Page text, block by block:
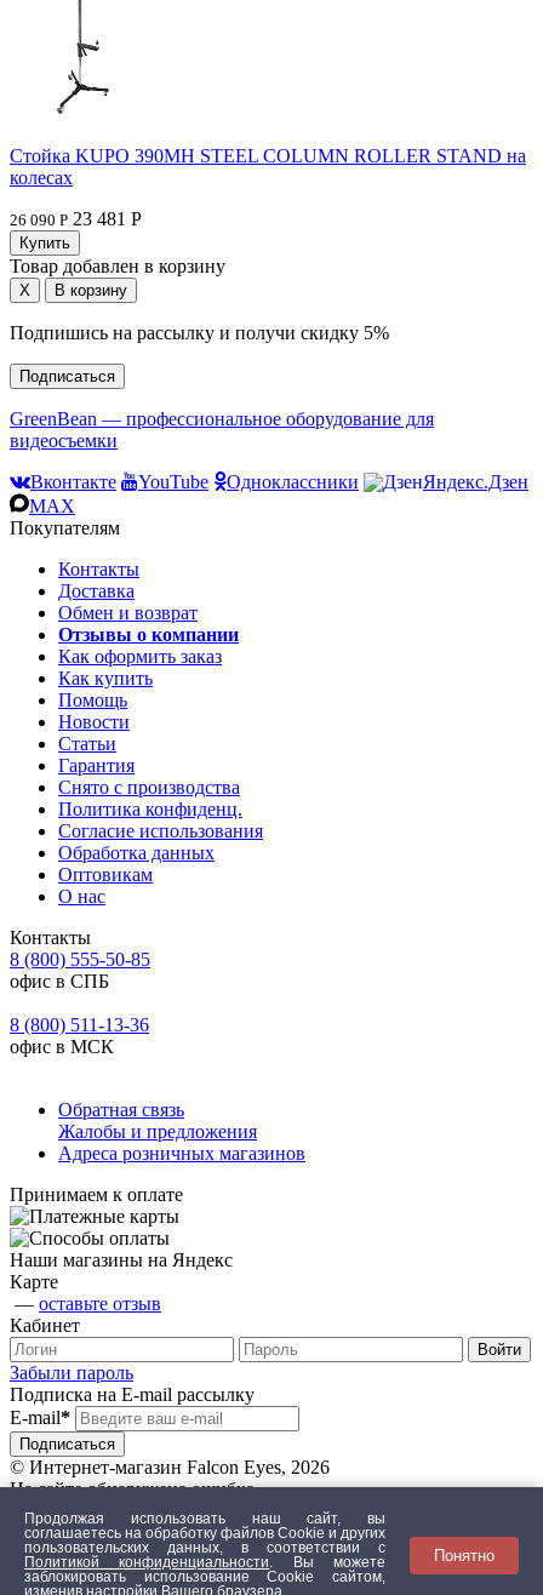
Стойка KUPO 390MH STEEL COLUMN ROLLER STAND на
колесах
26 090 Р 23 481 Р
Товар добавлен в корзину
Подпишись на рассылку и получи скидку 5%
Подписаться
GreenBean — профессиональное оборудование для
видеосъемки
Вконтакте
YouTube Одноклассники
Яндекс.Дзен
MAX
Покупателям
Контакты
Доставка
Обмен и возврат
Отзывы о компании
Как оформить заказ
Как купить
Помощь
Новости
Статьи
Гарантия
Снято с производства
Политика конфиденц.
Согласие использования
Обработка данных
Оптовикам
О нас
Контакты
8 (800) 555-50-85
офис в СПБ
8 (800) 511-13-36
офис в МСК
Обратная связь
Жалобы и предложения
Адреса розничных магазинов
Принимаем к оплате
Наши магазины на Яндекс
Карте
— оставьте отзыв
Кабинет
Забыли пароль
Подписка на E-mail рассылку
E-mail*
© Интернет-магазин Falcon Eyes, 2026
На сайте обнаружена ошибка
Текст с ошибкой
Продолжая использовать наш сайт, вы
соглашаетесь на обработку файлов Сookie и других
пользовательских данных, в соответствии с
Политикой конфиденциальности
. Вы можете
заблокировать использование Cookie сайтом,
изменив настройки Вашего браузера.
Понятно